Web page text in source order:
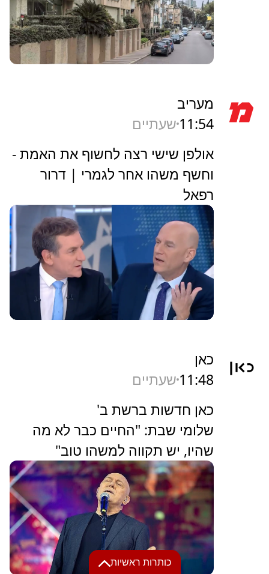
כותרות ראשיות
מעריב
11:54 שעתיים
אולפן שישי רצה לחשוף את האמת -
וחשף משהו אחר לגמרי | דרור
רפאל
כאן
11:48 שעתיים
כאן חדשות ברשת ב'
שלומי שבת: "החיים כבר לא מה
שהיו, יש תקווה למשהו טוב"